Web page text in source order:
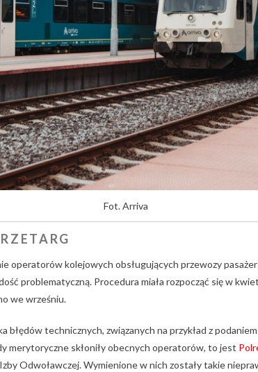
Fot. Arriva
operatorów kolejowych obsługujących przewozy
problematyczną. Procedura miała rozpocząć się w
we wrześniu.
błędów technicznych, związanych na przykład z
merytoryczne skłoniły obecnych operatorów, to jest
Odwoławczej. Wymienione w nich zostały takie